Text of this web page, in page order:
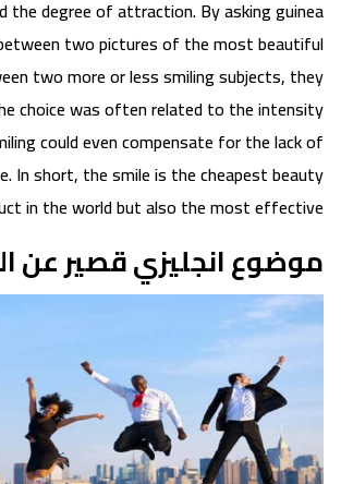
the degree of attraction. By asking guinea
two pictures of the most beautiful
two more or less smiling subjects, they
choice was often related to the intensity
could even compensate for the lack of
In short, the smile is the cheapest beauty
in the world but also the most effective!.
موضوع انجليزي قصير عن